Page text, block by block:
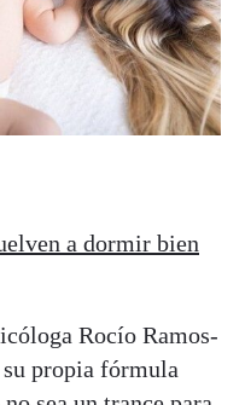
a dormir bien
Rocío Ramos-
propia fórmula